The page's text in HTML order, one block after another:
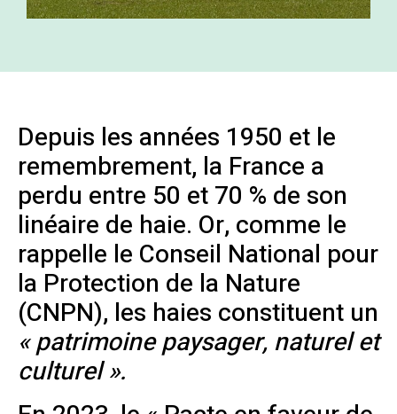
Depuis les années 1950 et le
remembrement, la France a
perdu entre 50 et 70 % de son
linéaire de haie. Or, comme le
rappelle le Conseil National pour
la Protection de la Nature
(CNPN), les haies constituent un
« patrimoine paysager, naturel et
culturel ».